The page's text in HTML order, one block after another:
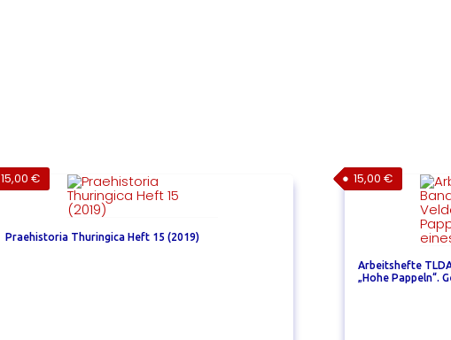
Praehistoria Thuringica Heft 15 (2019)
15,00€
Arbeitshefte
„Hohe Pappeln“.
15,00€